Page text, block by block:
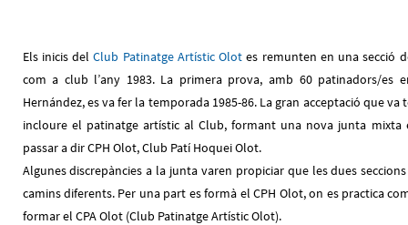
Els inicis delClub Patinatge Artístic Olot es remunten en una secció
com a club l’any 1983. La primera prova, amb 60 patinadors/es
Hernández, es va fer la temporada 1985-86. La gran acceptació que
incloure el patinatge artístic al Club, formant una nova junta mixta
passar a dir CPH Olot, Club Patí Hoquei Olot.
Algunes discrepàncies a la junta varen propiciar que les dues
camins diferents. Per una part es formà el CPH Olot, on es practica
formar el CPA Olot (Club Patinatge Artístic Olot).